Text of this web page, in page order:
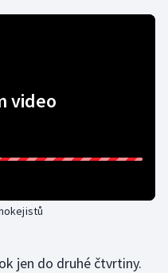
video
jen do druhé čtvrtiny.